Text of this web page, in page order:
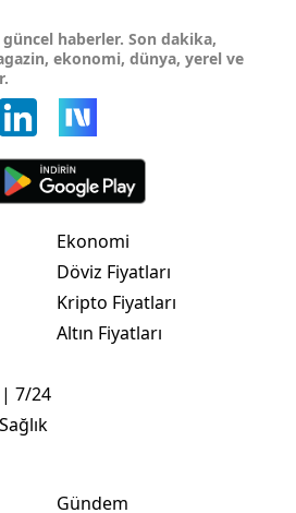
haberler. Son dakika,
ekonomi, dünya, yerel ve
| 7/24
Ekonomi
Döviz Fiyatları
Kripto Fiyatları
Altın Fiyatları
Gündem